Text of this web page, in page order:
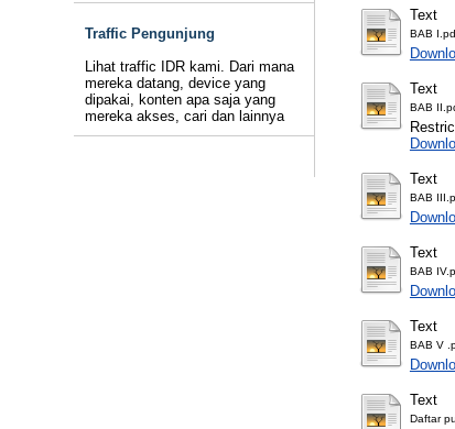
Traffic Pengunjung
Lihat traffic IDR kami. Dari mana
mereka datang, device yang
dipakai, konten apa saja yang
mereka akses, cari dan lainnya
Text
BAB
Text
BAB
Text
BAB
Text
BAB
Text
BAB V
Text
Daftar